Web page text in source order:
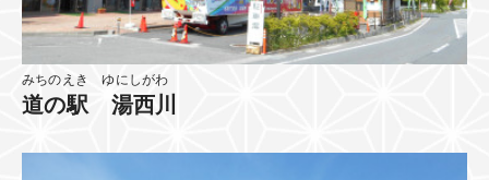
みちのえき ゆにしがわ
道の駅 湯西川